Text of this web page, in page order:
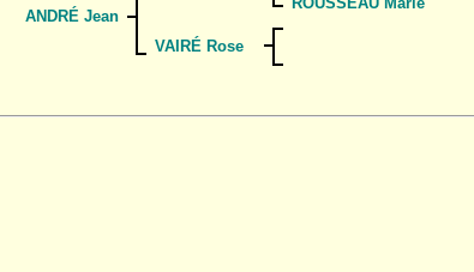
ANDRÉ Jean
VAIRÉ Rose